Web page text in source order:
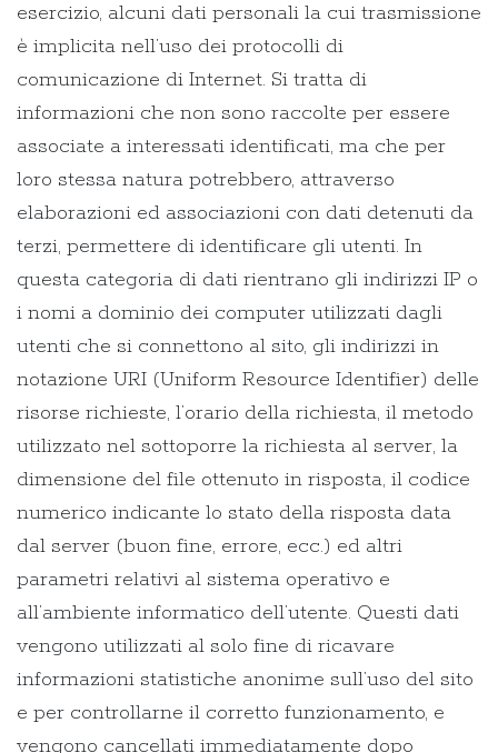
esercizio, alcuni dati personali la cui trasmissione
è implicita nell’uso dei protocolli di
comunicazione di Internet. Si tratta di
informazioni che non sono raccolte per essere
associate a interessati identificati, ma che per
loro stessa natura potrebbero, attraverso
elaborazioni ed associazioni con dati detenuti da
terzi, permettere di identificare gli utenti. In
questa categoria di dati rientrano gli indirizzi IP o
i nomi a dominio dei computer utilizzati dagli
utenti che si connettono al sito, gli indirizzi in
notazione URI (Uniform Resource Identifier) delle
risorse richieste, l’orario della richiesta, il metodo
utilizzato nel sottoporre la richiesta al server, la
dimensione del file ottenuto in risposta, il codice
numerico indicante lo stato della risposta data
dal server (buon fine, errore, ecc.) ed altri
parametri relativi al sistema operativo e
all’ambiente informatico dell’utente. Questi dati
vengono utilizzati al solo fine di ricavare
informazioni statistiche anonime sull’uso del sito
e per controllarne il corretto funzionamento, e
vengono cancellati immediatamente dopo